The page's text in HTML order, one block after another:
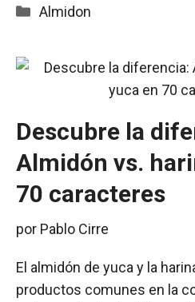
Categorías
Almidon
Descubre la
Almidón vs.
70 caracteres
por Pablo Cirre
El almidón de yuca y la
productos comunes en la